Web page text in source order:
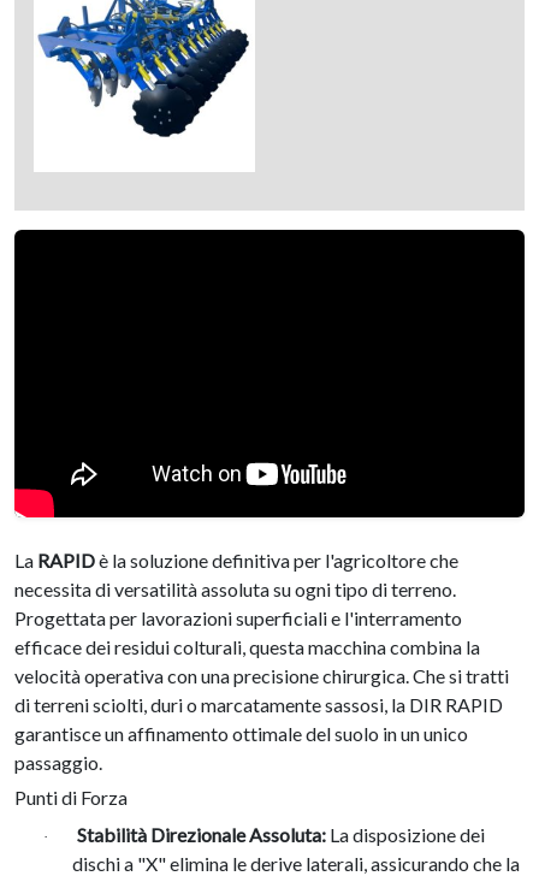
La RAPIDè la soluzione definitiva per l'agricoltore che
necessita di versatilità assoluta su ogni tipo di terreno
Progettata per lavorazioni superficiali e l'interramento
efficace dei residui colturali, questa macchina combina la
velocità operativa con una precisione chirurgica Che si tratti
di terreni sciolti, duri o marcatamente sassosi, la DIR RAPID
garantisce un affinamento ottimale del suolo in un unico
passaggio
Punti di Forza
· Stabilità Direzionale Assoluta: La disposizione dei
dischi a "X" elimina le derive laterali, assicurando che la